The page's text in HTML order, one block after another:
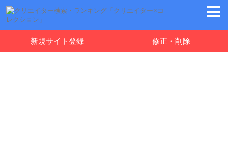
新規サイト登録 修正・削除